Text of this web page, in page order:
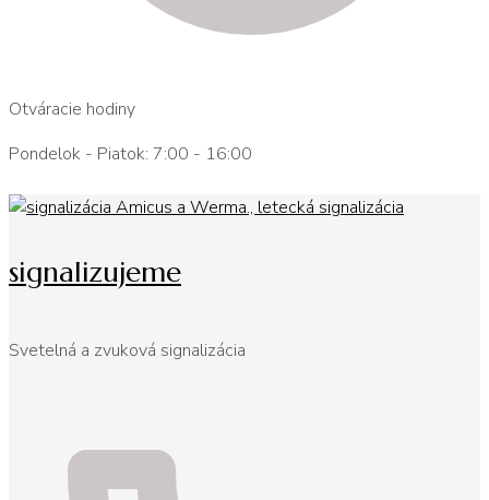
Otváracie hodiny
Pondelok - Piatok: 7:00 - 16:00
signalizujeme
Svetelná a zvuková signalizácia